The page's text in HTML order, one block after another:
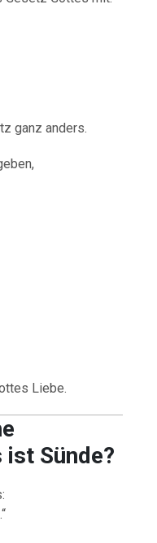
ganz anders.
Liebe.
ist Sünde?